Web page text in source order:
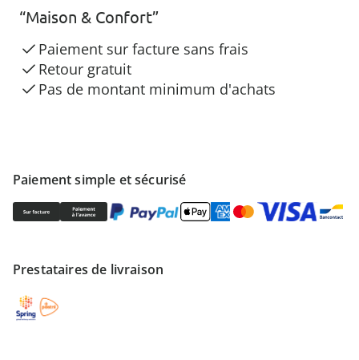
Paiement simple et sécurisé
Prestataires de livraison
“Maison & Confort”
Paiement sur facture sans frais
Retour gratuit
Pas de montant minimum d'achats